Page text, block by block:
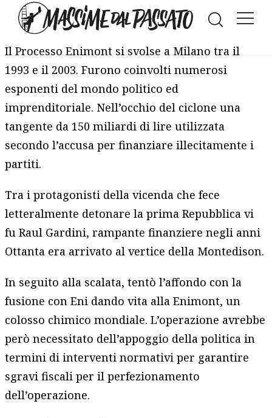
FacebookLinkedIn
Il Processo Enimont si svolse a Milano tra il
1993 e il 2003. Furono coinvolti numerosi
esponenti del mondo politico ed
imprenditoriale. Nell’occhio del ciclone una
tangente da 150 miliardi di lire utilizzata
secondo l’accusa per finanziare illecitamente i
partiti.
Tra i protagonisti della vicenda che fece
letteralmente detonare la prima Repubblica vi
fu Raul Gardini, rampante finanziere negli anni
Ottanta era arrivato al vertice della Montedison.
In seguito alla scalata, tentò l’affondo con la
fusione con Eni dando vita alla Enimont, un
colosso chimico mondiale. L’operazione avrebbe
però necessitato dell’appoggio della politica in
termini di interventi normativi per garantire
sgravi fiscali per il perfezionamento
dell’operazione.